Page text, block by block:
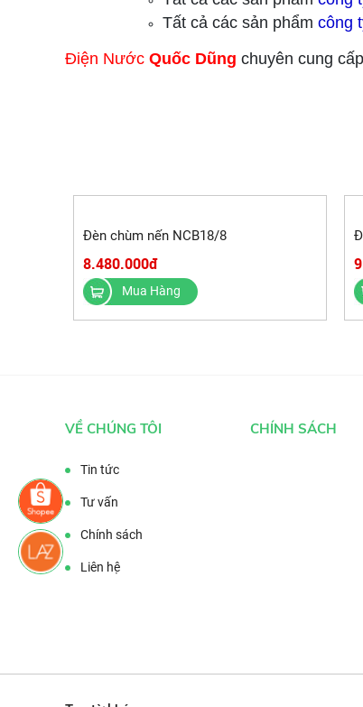
Tất cả các sản phẩm công
Điện Nước Quốc Dũng chuyên cung
Đèn chùm nến NCB18/8
8.480.000đ
Mua Hàng
VỀ CHÚNG TÔI
Tin tức
Tư vấn
Chính sách
Liên hệ
CHÍNH SÁCH